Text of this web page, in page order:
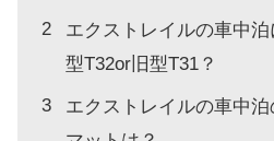
エクストレイルの車中
型T32or旧型T31？
エクストレイルの車中